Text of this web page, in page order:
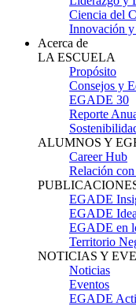
Ciencia del
Innovación
Acerca de
LA ESCUELA
Propósito
Consejos y
EGADE 30
Reporte
ALUMNOS Y
Career Hub
Relación
EGADE
EGADE
EGADE en
Territorio
NOTICIAS Y
Noticias
Eventos
EGADE